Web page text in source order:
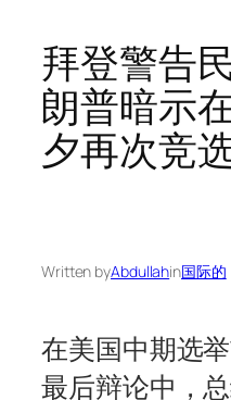
拜登警告
朗普暗示
夕再次竞
Written byAbdullahin国际的
在美国中期选
最后辩论中，